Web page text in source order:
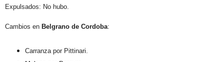
Expulsados: No hubo.
Cambios en Belgrano de Cordoba:
Carranza por Pittinari.